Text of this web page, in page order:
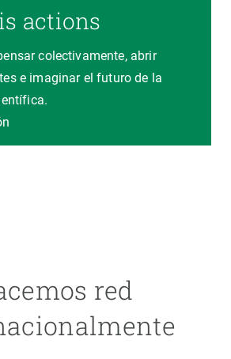
actions
colectivamente, abrir
e imaginar el futuro de la
red